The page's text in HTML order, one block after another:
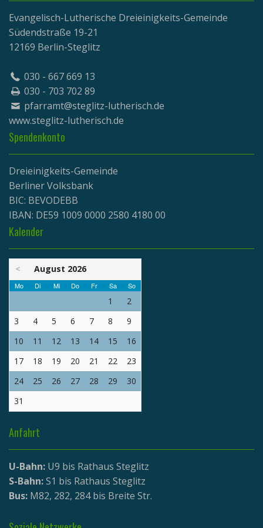
Evangelisch-Lutherische Dreieinigkeits-Gemeinde
Südendstraße 19-21
12169 Berlin-Steglitz
030 - 667 669 13
030 - 703 702 89
pfarramt@steglitz-lutherisch.de
www.steglitz-lutherisch.de
Spendenkonto
Dreieinigkeits-Gemeinde
Berliner Volksbank
BIC: BEVODEBB
IBAN: DE59 1009 0000 2580 4180 00
Kalender
< August 2026
Mo Di Mi Do Fr Sa So
1
2
3
4 5 6 7 8
9
10
11 12 13 14 15
16
17
18 19 20 21 22
23
24
25 26 27 28 29
30
31
Anfahrt
U-Bahn: U9 bis Rathaus Steglitz
S-Bahn:S1 bis Rathaus Steglitz
Bus: M82, 282, 284 bis Breite Str.